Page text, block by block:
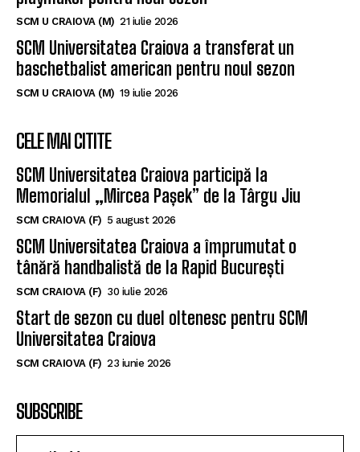
SCM U CRAIOVA (M) 21 iulie 2026
SCM Universitatea Craiova a transferat un
baschetbalist american pentru noul sezon
SCM U CRAIOVA (M) 19 iulie 2026
CELE MAI CITITE
SCM Universitatea Craiova participă la
Memorialul „Mircea Pașek” de la Târgu Jiu
SCM CRAIOVA (F) 5 august 2026
SCM Universitatea Craiova a împrumutat o
tânără handbalistă de la Rapid București
SCM CRAIOVA (F) 30 iulie 2026
Start de sezon cu duel oltenesc pentru SCM
Universitatea Craiova
SCM CRAIOVA (F) 23 iunie 2026
SUBSCRIBE